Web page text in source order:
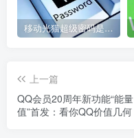
移动光猫超级密码是多少？移动光猫超级管理员后台账号与密码
上一篇
QQ会员20周年新功能“能量
值”首发：看你QQ价值几何